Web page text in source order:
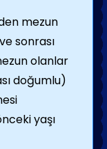
mezun
sonrası
olanlar
doğumlu)
yaşı